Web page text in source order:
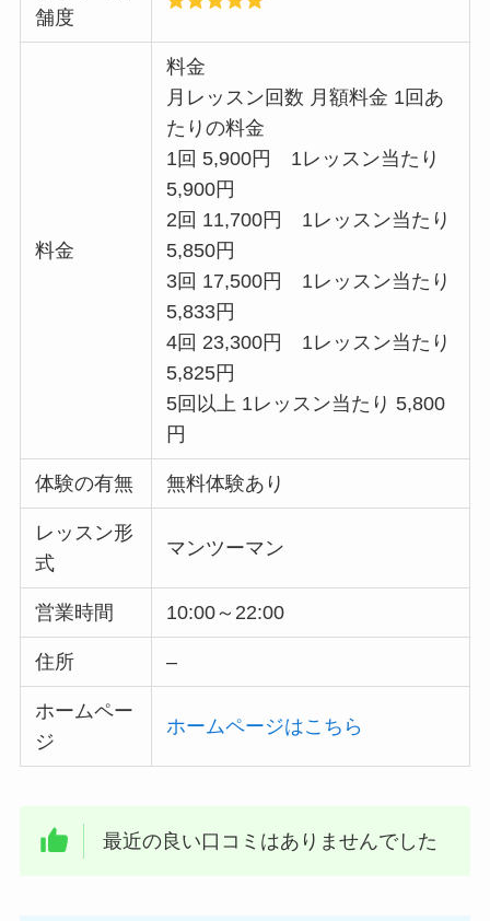
舗度
料金
料金
月レッスン回数 月額料金 1回あ
たりの料金
1回 5,900円 1レッスン当たり
5,900円
2回 11,700円 1レッスン当たり
5,850円
3回 17,500円 1レッスン当たり
5,833円
4回 23,300円 1レッスン当たり
5,825円
5回以上 1レッスン当たり 5,800
円
体験の有無 無料体験あり
レッスン形
式
マンツーマン
営業時間 10:00～22:00
住所 –
ホームペー
ジ
ホームページはこちら
最近の良い口コミはありませんでした